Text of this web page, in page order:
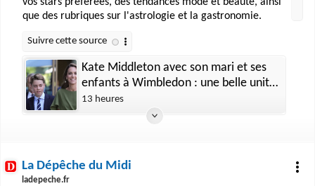
vos stars préférées, des tendances mode et beauté, ainsi
que des rubriques sur l'astrologie et la gastronomie.
Kate Middleton avec son mari et ses
enfants à Wimbledon : une belle unité
familiale
13 heures
La Dépêche du Midi
ladepeche.fr